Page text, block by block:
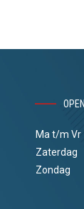
Ma t/m Vr
Zaterdag
Zondag